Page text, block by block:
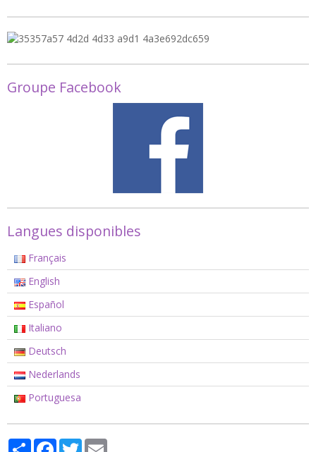
Groupe Facebook
Langues disponibles
Français
English
Español
Italiano
Deutsch
Nederlands
Portuguesa
PartagerFacebook
Twitter